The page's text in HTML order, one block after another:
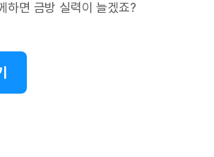
하면 금방 실력이 늘겠죠?